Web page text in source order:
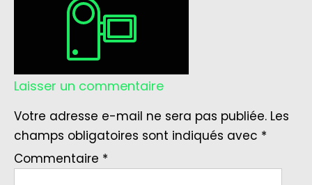
Laisser un commentaire
Votre adresse e-mail ne sera pas publiée. Les
champs obligatoires sont indiqués avec *
Commentaire *